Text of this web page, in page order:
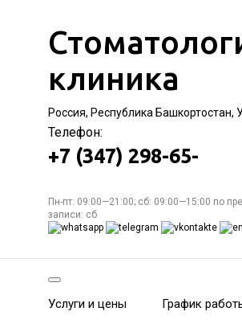
клиника
Россия, Республика Башкортостан,
Телефон:
+7 (347) 298-65-
Пн-пт: 09:00—21:00; сб: 09:00—15:00 по
записи: сб
Услуги и цены График